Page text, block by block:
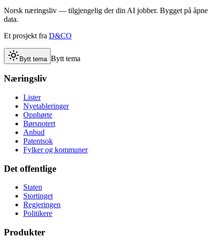
Norsk næringsliv — tilgjengelig der din AI jobber. Bygget på åpne
data.
Et prosjekt fra D&CO
Bytt tema Bytt tema
Næringsliv
Lister
Nyetableringer
Opphørte
Børsnotert
Anbud
Patentsok
Fylker og kommuner
Det offentlige
Staten
Stortinget
Regjeringen
Politikere
Produkter